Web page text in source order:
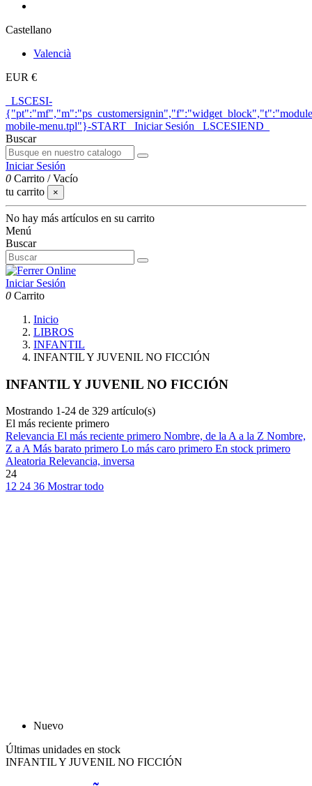
Castellano
Valencià
EUR €
_LSCESI-
mobile-menu.tpl"}-START_ Iniciar Sesión _LSCESIEND_
Buscar
Iniciar Sesión
0 Carrito /Vacío
tu carrito
×
No hay más artículos en su carrito
Menú
Buscar
Iniciar Sesión
0 Carrito
Inicio
LIBROS
INFANTIL
INFANTIL Y JUVENIL NO FICCIÓN
INFANTIL Y JUVENIL NO FICCIÓN
Mostrando 1-24 de 329 artículo(s)
El más reciente primero
Relevancia El más reciente primero Nombre, de la A a la Z Nombre,
Z a AMás barato primero Lo más caro primero En stock primero
Aleatoria Relevancia, inversa
24
12 24 36 Mostrar todo
Nuevo
Últimas unidades en stock
INFANTIL Y JUVENIL NO FICCIÓN